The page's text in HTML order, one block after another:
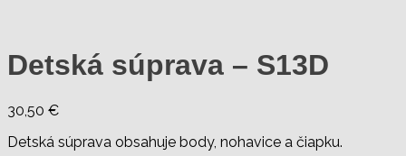
Detská súprava – S13D
30,50 €
Detská súprava obsahuje body, nohavice a čiapku.